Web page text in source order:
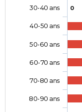
0
30-40 ans
40-50 ans
50-60 ans
60-70 ans
70-80 ans
80-90 ans